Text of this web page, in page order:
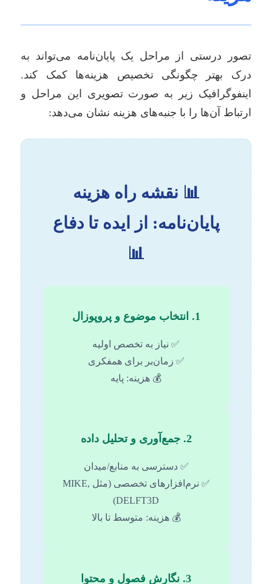
تصور درستی از مراحل یک پایان‌نامه می‌تواند به
درک بهتر چگونگی تخصیص هزینه‌ها کمک کند.
اینفوگرافیک زیر به صورت تصویری این مراحل و
ارتباط آن‌ها را با جنبه‌های هزینه نشان می‌دهد:
📊 نقشه راه هزینه
پایان‌نامه: از ایده تا دفاع
📊
1. انتخاب موضوع و پروپوزال
✅ نیاز به تخصص اولیه
✅ زمان‌بر برای همفکری
💰 هزینه: پایه
2. جمع‌آوری و تحلیل داده
✅ دسترسی به منابع/میدان
✅ نرم‌افزارهای تخصصی (مثل MIKE,
DELFT3D)
💰 هزینه: متوسط تا بالا
3. نگارش فصول و محتوا